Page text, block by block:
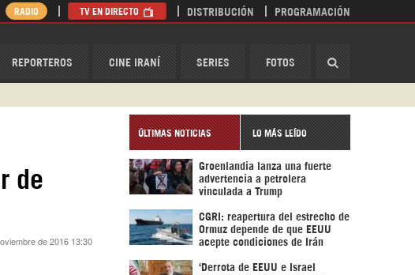
REPORTEROS CINE IRANÍ SERIES FOTOS
RADIO TV EN DIRECTO DISTRIBUCIÓN PROGRAMACIÓN
de
de 2016 13:30
ÚLTIMAS NOTICIAS LO MÁS LEÍDO
Groenlandia lanza una fuerte
advertencia a petrolera
vinculada a Trump
CGRI: reapertura del estrecho de
Ormuz depende de que EEUU
acepte condiciones de Irán
‘Derrota de EEUU e Israel